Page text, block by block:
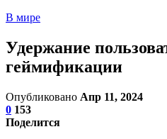
В мире
Удержание
геймификации
Опубликовано Апр 11, 2024
0 153
Поделится